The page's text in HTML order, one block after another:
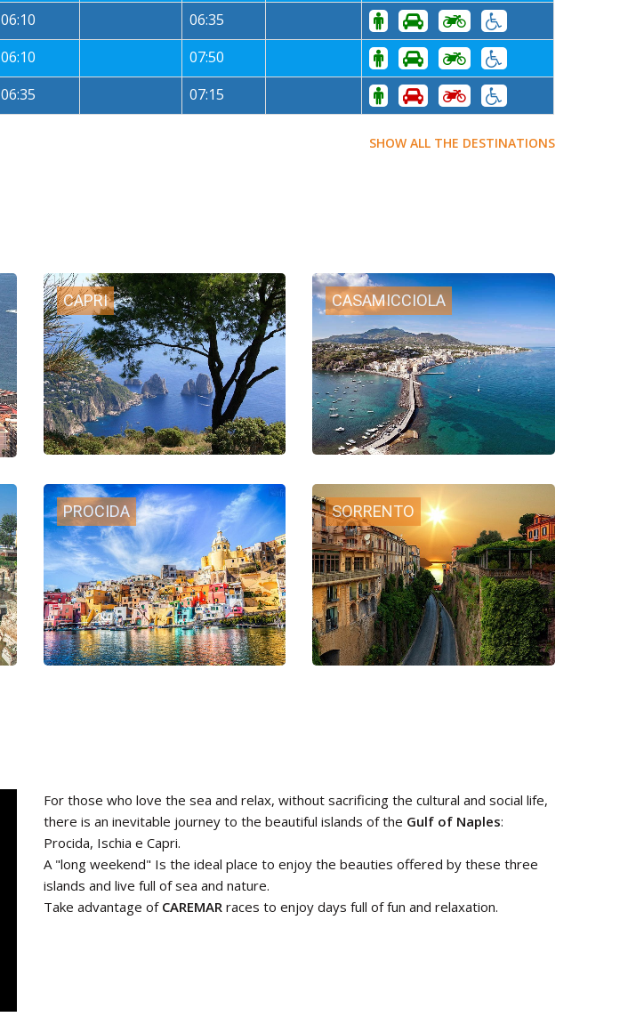
06:10
06:35
06:10
07:50
06:35 07:15
SHOW ALL THE DESTINATIONS
CAPRI CASAMICCIOLA
PROCIDA SORRENTO
For those who love the sea and relax, without sacrificing the cultural and social life,
there is an inevitable journey to the beautiful islands of the Gulf of Naples:
Procida, Ischia e Capri.
A "long weekend" Is the ideal place to enjoy the beauties offered by these three
islands and live full of sea and nature.
Take advantage of CAREMAR races to enjoy days full of fun and relaxation.